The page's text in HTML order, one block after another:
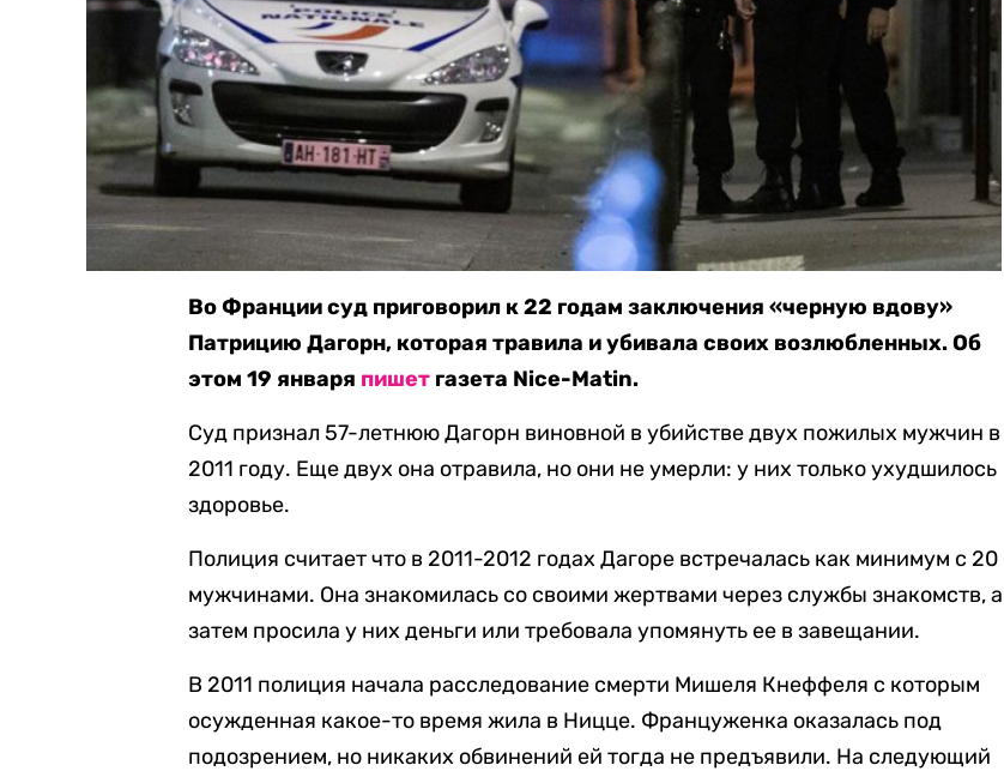
Во Франции суд приговорил к 22 годам заключения «черную вдову»
Патрицию Дагорн, которая травила и убивала своих возлюбленных. Об
этом 19 января пишет газета Nice-Matin.
Суд признал 57-летнюю Дагорн виновной в убийстве двух пожилых мужчин в
2011 году. Еще двух она отравила, но они не умерли: у них только ухудшилось
здоровье.
Полиция считает что в 2011-2012 годах Дагоре встречалась как минимум с 20
мужчинами. Она знакомилась со своими жертвами через службы знакомств, а
затем просила у них деньги или требовала упомянуть ее в завещании.
В 2011 полиция начала расследование смерти Мишеля Кнеффеля с которым
осужденная какое-то время жила в Ницце. Француженка оказалась под
подозрением, но никаких обвинений ей тогда не предъявили. На следующий